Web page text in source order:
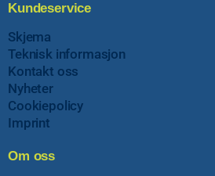
Kundeservice
Skjema
Teknisk informasjon
Kontakt oss
Nyheter
Cookiepolicy
Imprint
Om oss